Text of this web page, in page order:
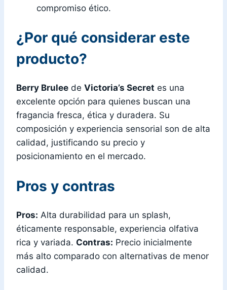
compromiso ético.
¿Por qué considerar este
producto?
Berry Brulee de Victoria’s Secret es una
excelente opción para quienes buscan una
fragancia fresca, ética y duradera. Su
composición y experiencia sensorial son de alta
calidad, justificando su precio y
posicionamiento en el mercado.
Pros y contras
Pros: Alta durabilidad para un splash,
éticamente responsable, experiencia olfativa
rica y variada. Contras: Precio inicialmente
más alto comparado con alternativas de menor
calidad.